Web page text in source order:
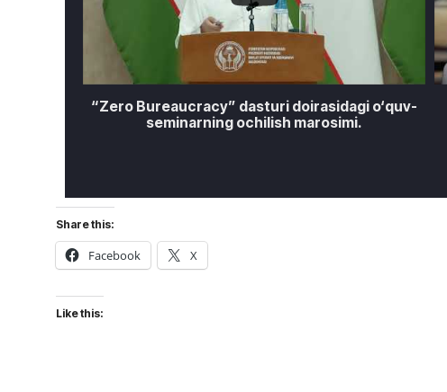
“Zero Bureaucracy” dasturi doirasidagi o‘quv-
seminarning ochilish marosimi.
Share this:
Facebook X
Like this: